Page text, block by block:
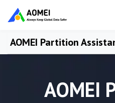
AOMEI Partition
AOMEI